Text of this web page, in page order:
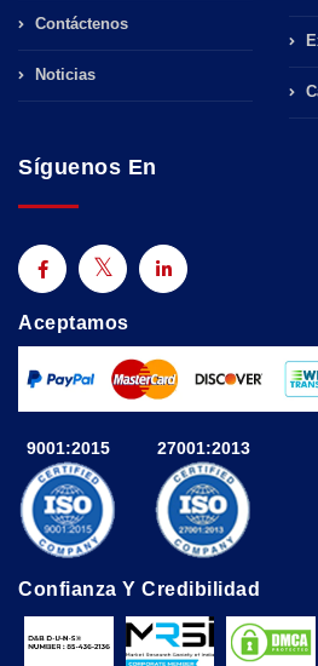
Contáctenos
Noticias
Síguenos En
Aceptamos
9001:2015 27001:2013
Confianza Y Credibilidad